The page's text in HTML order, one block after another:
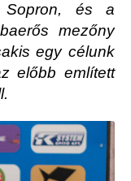
Sopron, és a
mezőny
egy célunk
előbb említett